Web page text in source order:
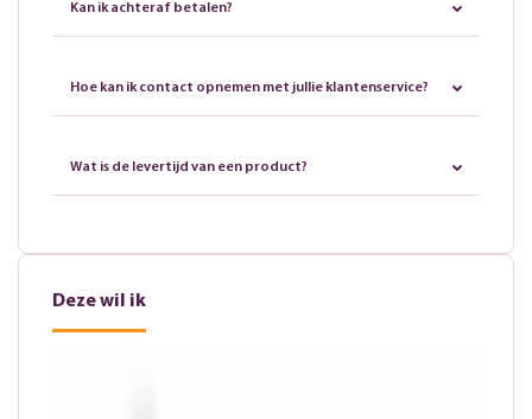
Kan ik achteraf betalen?
Hoe kan ik contact opnemen met jullie klantenservice?
Wat is de levertijd van een product?
Deze wil ik